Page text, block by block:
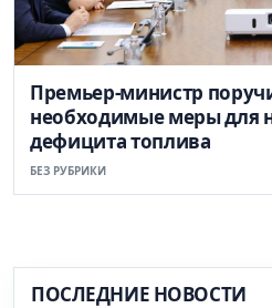
Премьер-министр
необходимые меры для
дефицита топлива
БЕЗ РУБРИКИ
ПОСЛЕДНИЕ НОВОСТИ